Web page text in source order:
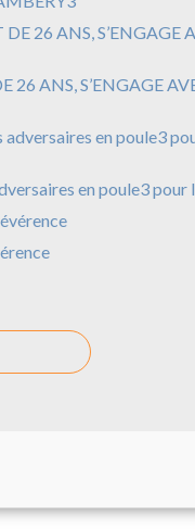
26 ANS, S’ENGAGE
en poule3 pour